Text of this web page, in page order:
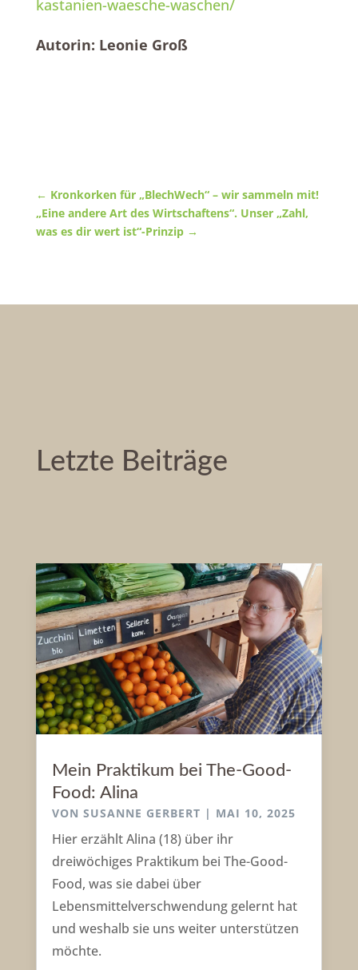
kastanien-waesche-waschen/
Autorin: Leonie Groß
← Kronkorken für „BlechWech“ – wir sammeln mit!
„Eine andere Art des Wirtschaftens“. Unser „Zahl,
was es dir wert ist“-Prinzip→
Letzte Beiträge
Mein Praktikum bei The-Good-
Food: Alina
VON SUSANNE GERBERT | MAI 10, 2025
Hier erzählt Alina (18) über ihr
dreiwöchiges Praktikum bei The-Good-
Food, was sie dabei über
Lebensmittelverschwendung gelernt hat
und weshalb sie uns weiter unterstützen
möchte.